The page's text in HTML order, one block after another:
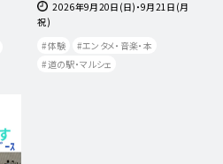
2026年9月20日(日)・9月21日(月
祝)
体験
エンタメ・音楽・本
道の駅・マルシェ